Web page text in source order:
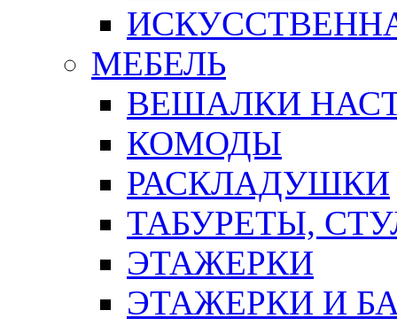
МЕБЕЛЬ
ВЕШАЛКИ
КОМОДЫ
РАСКЛАДУШКИ
ТАБУРЕТЫ,
ЭТАЖЕРКИ
ЭТАЖЕРКИ И